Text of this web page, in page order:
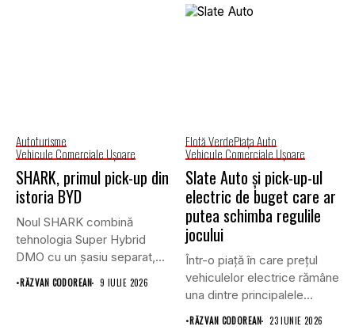
Autoturisme
Vehicule Comerciale Uşoare
SHARK, primul pick-up din
istoria BYD
Noul SHARK combină
tehnologia Super Hybrid
DMO cu un șasiu separat,
tracțiune...
•RĂZVAN CODOREAN 9 IULIE 2026
Flotă VerdePiaţa Auto
Vehicule Comerciale Uşoare
Slate Auto și pick-up-ul
electric de buget care ar
putea schimba regulile
jocului
Într-o piață în care prețul
vehiculelor electrice rămâne
una dintre principalele
bariere...
•RĂZVAN CODOREAN 23 IUNIE 2026